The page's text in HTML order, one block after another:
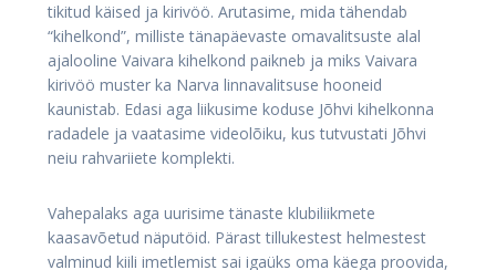
tikitud käised ja kirivöö. Arutasime, mida tähendab
“kihelkond”, milliste tänapäevaste omavalitsuste alal
ajalooline Vaivara kihelkond paikneb ja miks Vaivara
kirivöö muster ka Narva linnavalitsuse hooneid
kaunistab. Edasi aga liikusime koduse Jõhvi kihelkonna
radadele ja vaatasime videolõiku, kus tutvustati Jõhvi
neiu rahvariiete komplekti.
Vahepalaks aga uurisime tänaste klubiliikmete
kaasavõetud näputöid. Pärast tillukestest helmestest
valminud kiili imetlemist sai igaüks oma käega proovida,